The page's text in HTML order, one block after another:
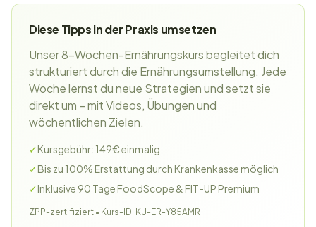
Diese Tipps in der Praxis umsetzen
Unser 8-Wochen-Ernährungskurs begleitet dich
strukturiert durch die Ernährungsumstellung. Jede
Woche lernst du neue Strategien und setzt sie
direkt um – mit Videos, Übungen und
wöchentlichen Zielen.
✓Kursgebühr: 149€ einmalig
✓Bis zu 100% Erstattung durch Krankenkasse möglich
✓Inklusive 90 Tage FoodScope & FIT-UP Premium
ZPP-zertifiziert • Kurs-ID: KU-ER-Y85AMR